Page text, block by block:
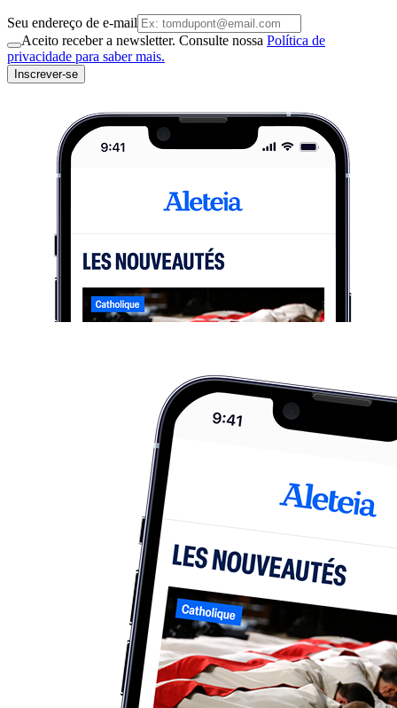
Seu endereço de e-mail
Aceito receber a newsletter. Consulte nossa Política de
privacidade para saber mais.
Inscrever-se